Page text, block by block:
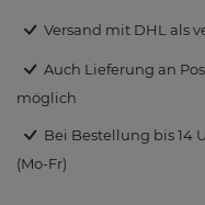
Versand mit DHL als
Auch Lieferung an
möglich
Bei Bestellung bis 14
(Mo-Fr)